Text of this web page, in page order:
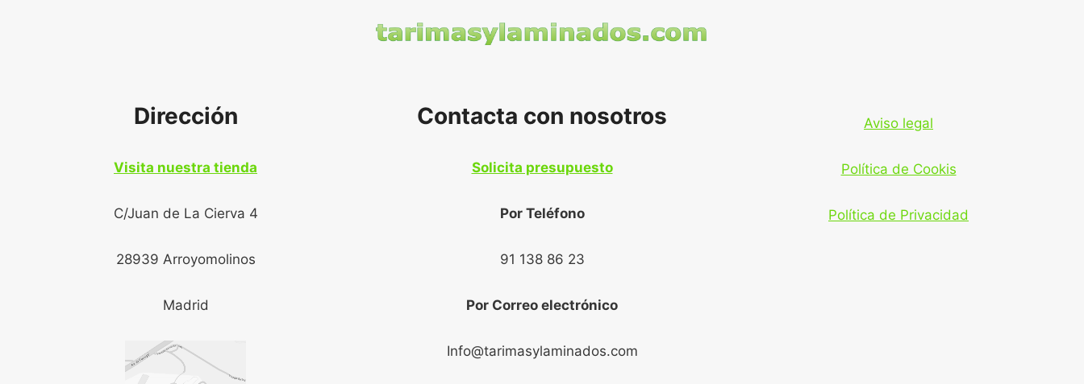
Dirección
Visita nuestra tienda
C/Juan de La Cierva 4
28939 Arroyomolinos
Madrid
Contacta con nosotros
Solicita presupuesto
Por Teléfono
91 138 86 23
Por Correo electrónico
Info@tarimasylaminados.com
Aviso legal
Política de Cookis
Política de Privacidad